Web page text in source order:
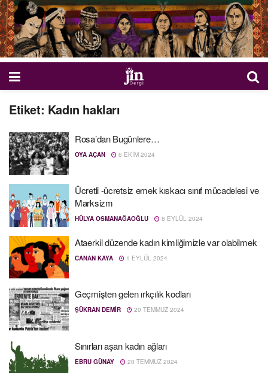
Etiket: Kadın hakları
Rosa’dan Bugünlere…
OYA AÇAN 6 EKIM 2024
Ücretli -ücretsiz emek kıskacı sınıf mücadelesi ve
Marksizm
HÜLYA OSMANAĞAOĞLU 8 EYLÜL 2024
Ataerkil düzende kadın kimliğimizle var olabilmek
CANAN KAYA 1 EYLÜL 2024
Geçmişten gelen ırkçılık kodları
ŞÜKRAN DEMIR 20 TEMMUZ 2024
Sınırları aşan kadın ağları
EBRU GÜNAY 20 TEMMUZ 2024